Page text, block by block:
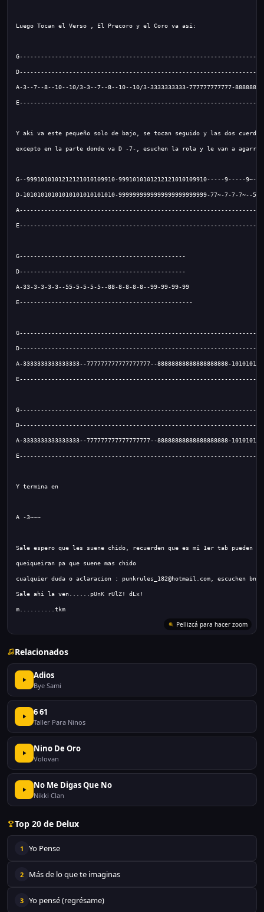
m..........tkm
Relacionados
Adios
Bye Sami
6 61
Taller Para Ninos
Nino De Oro
Volovan
No Me Digas Que No
Nikki Clan
Top 20 de Delux
1 Yo Pense
2 Más de lo que te imaginas
3 Yo pensé (regrésame)